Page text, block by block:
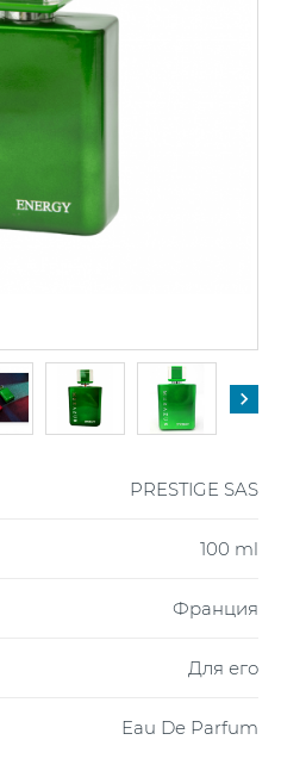

PRESTIGE SAS
100 ml
Франция
Для его
Eau De Parfum